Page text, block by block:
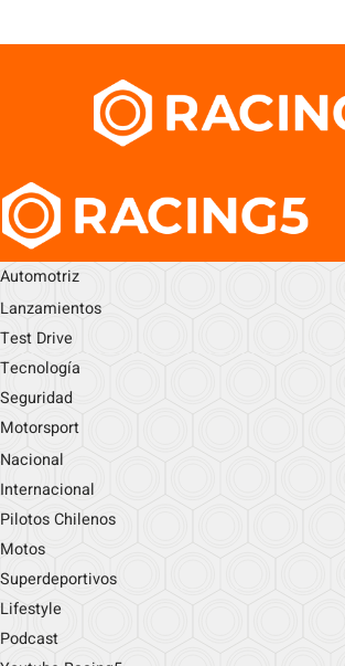
Automotriz
Lanzamientos
Test Drive
Tecnología
Seguridad
Motorsport
Nacional
Internacional
Pilotos Chilenos
Motos
Superdeportivos
Lifestyle
Podcast